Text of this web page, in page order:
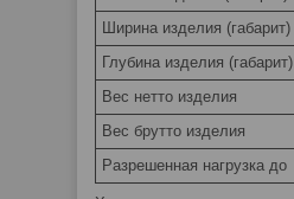
Ширина изделия (габарит)
Глубина изделия (габарит)
Вес нетто изделия
Вес брутто изделия
Разрешенная нагрузка до